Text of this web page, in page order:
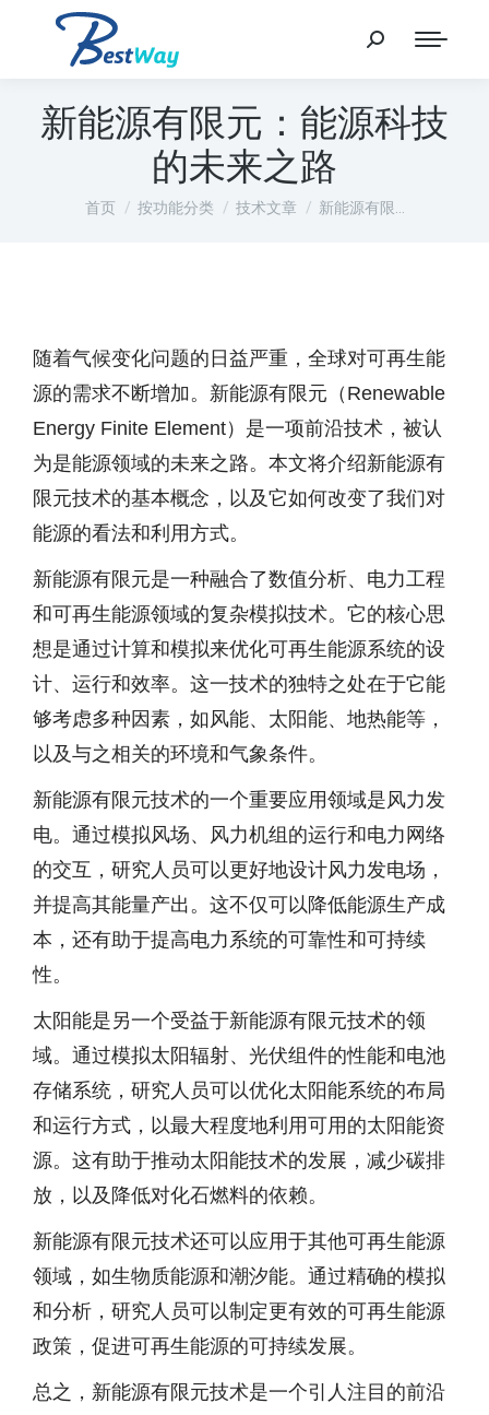
新能源有限元：能源科技
的未来之路
您在这里：
首页 按功能分类 技术文章 新能源有限…
随着气候变化问题的日益严重，全球对可再生能
源的需求不断增加。新能源有限元（Renewable
Energy Finite Element）是一项前沿技术，被认
为是能源领域的未来之路。本文将介绍新能源有
限元技术的基本概念，以及它如何改变了我们对
能源的看法和利用方式。
新能源有限元是一种融合了数值分析、电力工程
和可再生能源领域的复杂模拟技术。它的核心思
想是通过计算和模拟来优化可再生能源系统的设
计、运行和效率。这一技术的独特之处在于它能
够考虑多种因素，如风能、太阳能、地热能等，
以及与之相关的环境和气象条件。
新能源有限元技术的一个重要应用领域是风力发
电。通过模拟风场、风力机组的运行和电力网络
的交互，研究人员可以更好地设计风力发电场，
并提高其能量产出。这不仅可以降低能源生产成
本，还有助于提高电力系统的可靠性和可持续
性。
太阳能是另一个受益于新能源有限元技术的领
域。通过模拟太阳辐射、光伏组件的性能和电池
存储系统，研究人员可以优化太阳能系统的布局
和运行方式，以最大程度地利用可用的太阳能资
源。这有助于推动太阳能技术的发展，减少碳排
放，以及降低对化石燃料的依赖。
新能源有限元技术还可以应用于其他可再生能源
领域，如生物质能源和潮汐能。通过精确的模拟
和分析，研究人员可以制定更有效的可再生能源
政策，促进可再生能源的可持续发展。
总之，新能源有限元技术是一个引人注目的前沿